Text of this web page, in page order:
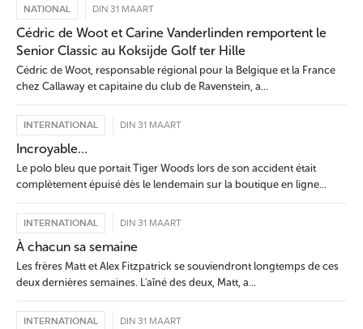
NATIONAL DIN 31 MAART
Cédric de Woot et Carine Vanderlinden remportent le
Senior Classic au Koksijde Golf ter Hille
Cédric de Woot, responsable régional pour la Belgique et la France
chez Callaway et capitaine du club de Ravenstein, a...
INTERNATIONAL DIN 31 MAART
Incroyable…
Le polo bleu que portait Tiger Woods lors de son accident était
complètement épuisé dès le lendemain sur la boutique en ligne...
INTERNATIONAL DIN 31 MAART
À chacun sa semaine
Les frères Matt et Alex Fitzpatrick se souviendront longtemps de ces
deux dernières semaines. L'aîné des deux, Matt, a...
INTERNATIONAL DIN 31 MAART